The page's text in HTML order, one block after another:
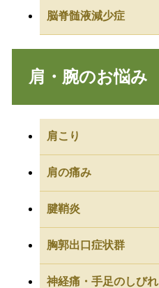
脳脊髄液減少症
肩・腕のお悩み
肩こり
肩の痛み
腱鞘炎
胸郭出口症状群
神経痛・手足のしびれ